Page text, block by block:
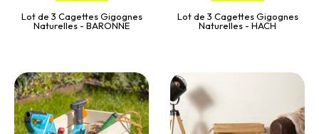
Lot de 3 Cagettes Gigognes
Naturelles - BARONNE
Lot de 3 Cagettes Gigognes
Naturelles - HACH